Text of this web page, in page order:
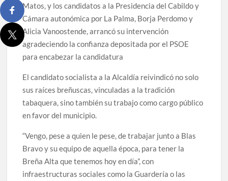
Matos, y los candidatos a la Presidencia del Cabildo y
Cámara autonómica por La Palma, Borja Perdomo y
Alicia Vanoostende, arrancó su intervención
agradeciendo la confianza depositada por el PSOE
para encabezar la candidatura
El candidato socialista a la Alcaldía reivindicó no solo
sus raíces breñuscas, vinculadas a la tradición
tabaquera, sino también su trabajo como cargo público
en favor del municipio.
“Vengo, pese a quien le pese, de trabajar junto a Blas
Bravo y su equipo de aquella época, para tener la
Breña Alta que tenemos hoy en día”, con
infraestructuras sociales como la Guardería o las